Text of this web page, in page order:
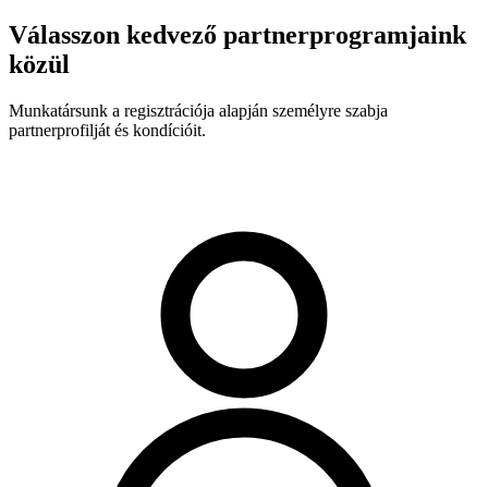
Válasszon kedvező partnerprogramjaink
közül
Munkatársunk a regisztrációja alapján személyre szabja
partnerprofilját és kondícióit.